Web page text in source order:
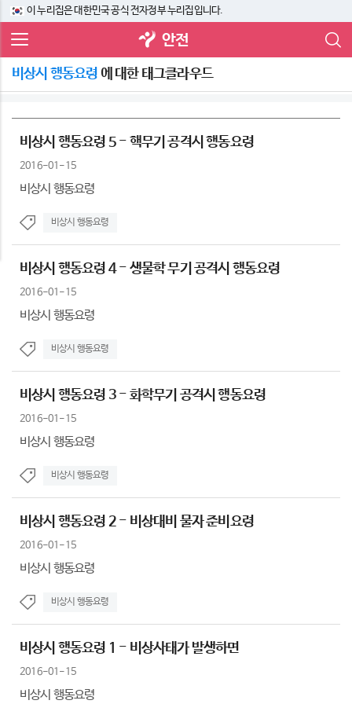
이 누리집은 대한민국 공식 전자정부 누리집입니다.
안전
비상시 행동요령 에 대한 태그클라우드
비상시 행동요령 5 - 핵무기 공격시 행동요령
2016-01-15
비상시 행동요령
비상시 행동요령
비상시 행동요령 4 - 생물학 무기 공격시 행동요령
2016-01-15
비상시 행동요령
비상시 행동요령
비상시 행동요령 3 - 화학무기 공격시 행동요령
2016-01-15
비상시 행동요령
비상시 행동요령
비상시 행동요령 2 - 비상대비 물자 준비요령
2016-01-15
비상시 행동요령
비상시 행동요령
비상시 행동요령 1 - 비상사태가 발생하면
2016-01-15
비상시 행동요령